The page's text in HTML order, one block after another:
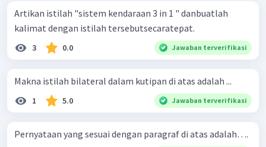
Artikan istilah "sistem kendaraan 3 in 1 " danbuatlah
kalimat dengan istilah tersebutsecaratepat.
3 0.0 Jawaban terverifikasi
Makna istilah bilateral dalam kutipan di atas adalah ...
1 5.0 Jawaban terverifikasi
Pernyataan yang sesuai dengan paragraf di atas adalah….